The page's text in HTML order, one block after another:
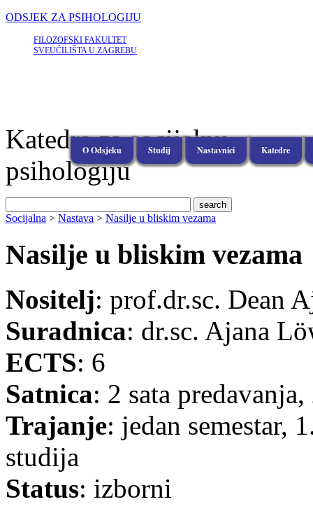
ODSJEK ZA PSIHOLOGIJU
FILOZOFSKI FAKULTET
SVEUČILIŠTA U ZAGREBU
Katedre
Nastavnici
Studij
O Odsjeku
Katedra za socijalnu
psihologiju
Socijalna > Nastava > Nasilje u bliskim vezama
Nasilje u bliskim vezama
Nositelj: prof.dr.sc. Dean
Suradnica: dr.sc. Ajana
ECTS: 6
Satnica: 2 sata
Trajanje: jedan semestar,
studija
Status: izborni